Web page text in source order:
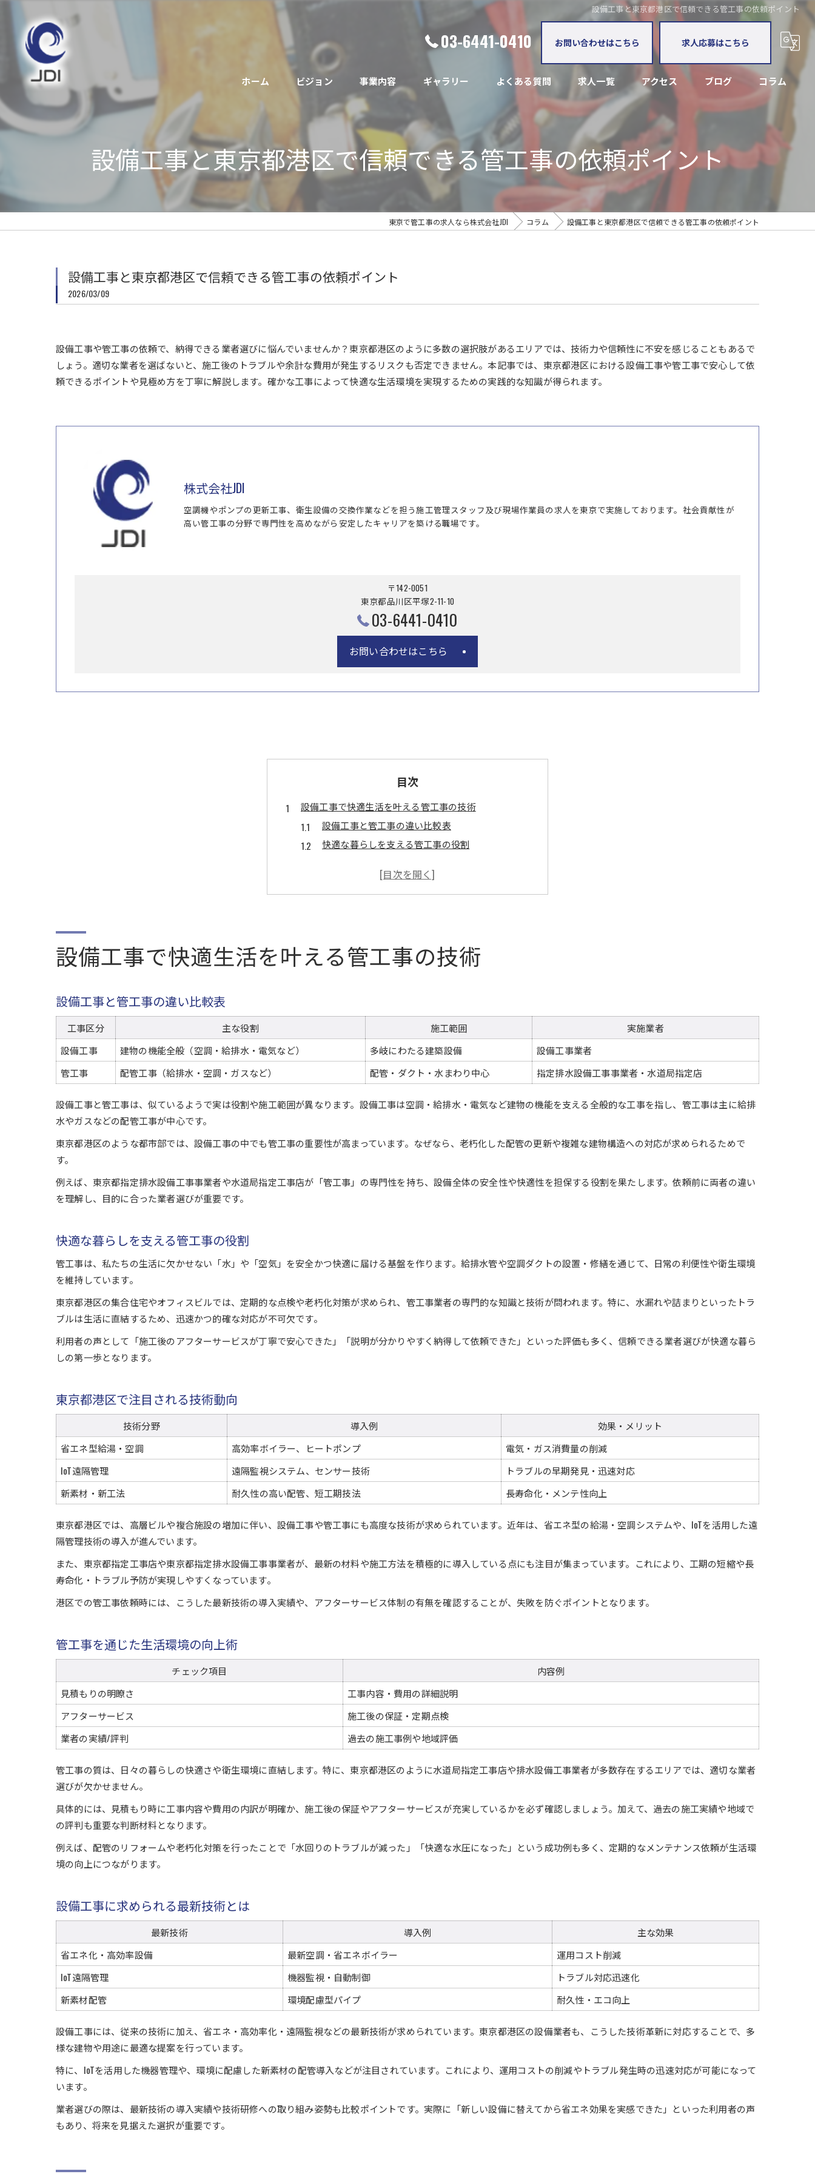
設備工事と東京都港区で信頼できる管工事の依頼ポイント
03-6441-0410 お問い合わせはこちら 求人応募はこちら
ホーム ビジョン 事業内容 ギャラリー よくある質問 求人一覧 アクセス
漫画特集
ブログ コラム
設備工事と東京都港区で信頼できる管工事の依頼ポイント
東京で管工事の求人なら株式会社JDI コラム 設備工事と東京都港区で信頼できる管工事の依頼ポイント
設備工事と東京都港区で信頼できる管工事の依頼ポイント
2026/03/09
設備工事や管工事の依頼で、納得できる業者選びに悩んでいませんか？東京都港区のように多数の選択肢があるエリアでは、技術力や信頼性に不安を感じることもあるで
しょう。適切な業者を選ばないと、施工後のトラブルや余計な費用が発生するリスクも否定できません。本記事では、東京都港区における設備工事や管工事で安心して依
頼できるポイントや見極め方を丁寧に解説します。確かな工事によって快適な生活環境を実現するための実践的な知識が得られます。
株式会社JDI
空調機やポンプの更新工事、衛生設備の交換作業などを担う施工管理スタッフ及び現場作業員の求人を東京で実施しております。社会貢献性が
高い管工事の分野で専門性を高めながら安定したキャリアを築ける職場です。
〒142-0051
東京都品川区平塚2-11-10
03-6441-0410
お問い合わせはこちら
目次
設備工事で快適生活を叶える管工事の技術
設備工事と管工事の違い比較表
快適な暮らしを支える管工事の役割
管工事を通じた生活環境の向上術
依頼前に確認したい必要書類まとめ
管工事依頼時によくある質問と答え
信頼性重視の管工事選びの基準を解説
信頼できる管工事業者チェック項目表
東京都指定水道工事店の見極め方
港区で選ばれる設備業者の特徴
悪質業者を避けるためのポイント
設備工事を成功させるための注意点
港区で注意したい管工事の落とし穴
管工事なら安心して任せるための見極め方
信頼度を高める業者選びの秘訣
港区で重視される品質基準とは
管工事の最新動向と今後の展望
設備工事選びで失敗しない方法
設備工事で快適生活を叶える管工事の技術
設備工事と管工事の違い比較表
工事区分 主な役割 施工範囲
実施業者
設備工事
建物の機能全般（空調・給排水・電気など） 多岐にわたる建築設備
設備工事業者
管工事
配管工事（給排水・空調・ガスなど） 配管・ダクト・水まわり中心 指定排水設備工事事業者・水道局指定店
設備工事と管工事は、似ているようで実は役割や施工範囲が異なります。設備工事は空調・給排水・電気など建物の機能を支える全般的な工事を指し、管工事は主に給排
水やガスなどの配管工事が中心です。
東京都港区のような都市部では、設備工事の中でも管工事の重要性が高まっています。なぜなら、老朽化した配管の更新や複雑な建物構造への対応が求められるためで
す。
例えば、東京都指定排水設備工事事業者や水道局指定工事店が「管工事」の専門性を持ち、設備全体の安全性や快適性を担保する役割を果たします。依頼前に両者の違い
を理解し、目的に合った業者選びが重要です。
快適な暮らしを支える管工事の役割
管工事は、私たちの生活に欠かせない「水」や「空気」を安全かつ快適に届ける基盤を作ります。給排水管や空調ダクトの設置・修繕を通じて、日常の利便性や衛生環境
を維持しています。
東京都港区の集合住宅やオフィスビルでは、定期的な点検や老朽化対策が求められ、管工事業者の専門的な知識と技術が問われます。特に、水漏れや詰まりといったトラ
ブルは生活に直結するため、迅速かつ的確な対応が不可欠です。
利用者の声として「施工後のアフターサービスが丁寧で安心できた」「説明が分かりやすく納得して依頼できた」といった評価も多く、信頼できる業者選びが快適な暮ら
しの第一歩となります。
東京都港区で注目される技術動向
技術分野 導入例
効果・メリット
省エネ型給湯・空調
高効率ボイラー、ヒートポンプ
電気・ガス消費量の削減
IoT遠隔管理
遠隔監視システム、センサー技術
トラブルの早期発見・迅速対応
新素材・新工法
耐久性の高い配管、短工期技法 長寿命化・メンテ性向上
東京都港区では、高層ビルや複合施設の増加に伴い、設備工事や管工事にも高度な技術が求められています。近年は、省エネ型の給湯・空調システムや、IoTを活用した遠
隔管理技術の導入が進んでいます。
また、東京都指定工事店や東京都指定排水設備工事事業者が、最新の材料や施工方法を積極的に導入している点にも注目が集まっています。これにより、工期の短縮や長
寿命化・トラブル予防が実現しやすくなっています。
港区での管工事依頼時には、こうした最新技術の導入実績や、アフターサービス体制の有無を確認することが、失敗を防ぐポイントとなります。
管工事を通じた生活環境の向上術
チェック項目
内容例
見積もりの明瞭さ
工事内容・費用の詳細説明
アフターサービス
施工後の保証・定期点検
業者の実績/評判
過去の施工事例や地域評価
管工事の質は、日々の暮らしの快適さや衛生環境に直結します。特に、東京都港区のように水道局指定工事店や排水設備工事業者が多数存在するエリアでは、適切な業者
選びが欠かせません。
具体的には、見積もり時に工事内容や費用の内訳が明確か、施工後の保証やアフターサービスが充実しているかを必ず確認しましょう。加えて、過去の施工実績や地域で
の評判も重要な判断材料となります。
例えば、配管のリフォームや老朽化対策を行ったことで「水回りのトラブルが減った」「快適な水圧になった」という成功例も多く、定期的なメンテナンス依頼が生活環
境の向上につながります。
設備工事に求められる最新技術とは
最新技術 導入例
主な効果
省エネ化・高効率設備
最新空調・省エネボイラー
運用コスト削減
IoT遠隔管理
機器監視・自動制御
トラブル対応迅速化
新素材配管
環境配慮型パイプ 耐久性・エコ向上
設備工事には、従来の技術に加え、省エネ・高効率化・遠隔監視などの最新技術が求められています。東京都港区の設備業者も、こうした技術革新に対応することで、多
様な建物や用途に最適な提案を行っています。
特に、IoTを活用した機器管理や、環境に配慮した新素材の配管導入などが注目されています。これにより、運用コストの削減やトラブル発生時の迅速対応が可能になって
います。
業者選びの際は、最新技術の導入実績や技術研修への取り組み姿勢も比較ポイントです。実際に「新しい設備に替えてから省エネ効果を実感できた」といった利用者の声
もあり、将来を見据えた選択が重要です。
お問い合わせ・ご相談はこちら
お問い合わせ・ご相談はこちら